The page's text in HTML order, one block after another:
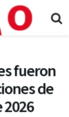
fueron
de
2026